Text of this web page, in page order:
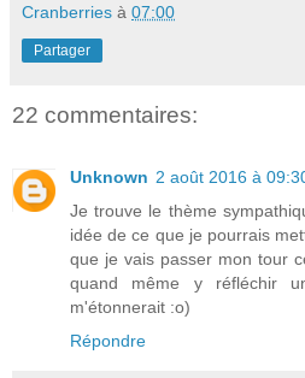
Cranberries à 07:00
Partager
22 commentaires:
Unknown 2 août 2016 à
Je trouve le thème
idée de ce que je pourrais
que je vais passer mon tour
quand même y réfléchir
m'étonnerait :o)
Répondre